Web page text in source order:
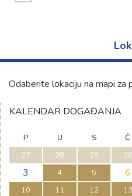
Odaberite lokaciju na mapi za
KALENDAR DOGAĐANJA
P U S Č
27
28 29 30
3 4 5 6
10
11 12 13